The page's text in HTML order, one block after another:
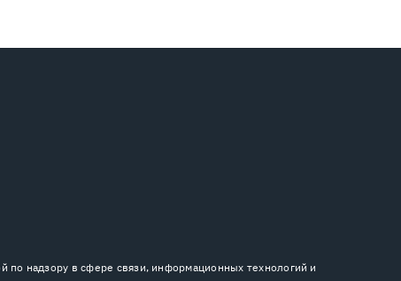
надзору в сфере связи, информационных технологий и